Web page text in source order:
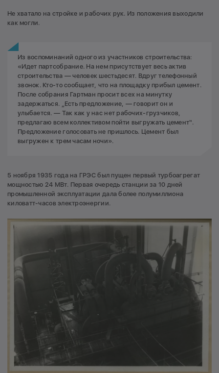
Не хватало на стройке и рабочих рук. Из положения выходили
как могли.
Из воспоминаний одного из участников строительства:
«Идет партсобрание. На нем присутствует весь актив
строительства — человек шестьдесят. Вдруг телефонный
звонок. Кто-то сообщает, что на площадку прибыл цемент.
После собрания Гартман просит всех на минутку
задержаться. „Есть предложение, — говорит он и
улыбается. — Так как у нас нет рабочих-грузчиков,
предлагаю всем коллективом пойти выгружать цемент“.
Предложение голосовать не пришлось. Цемент был
выгружен к трем часам ночи».
5 ноября 1935 года на ГРЭС был пущен первый турбоагрегат
мощностью 24 МВт. Первая очередь станции за 10 дней
промышленной эксплуатации дала более полумиллиона
киловатт-часов электроэнергии.